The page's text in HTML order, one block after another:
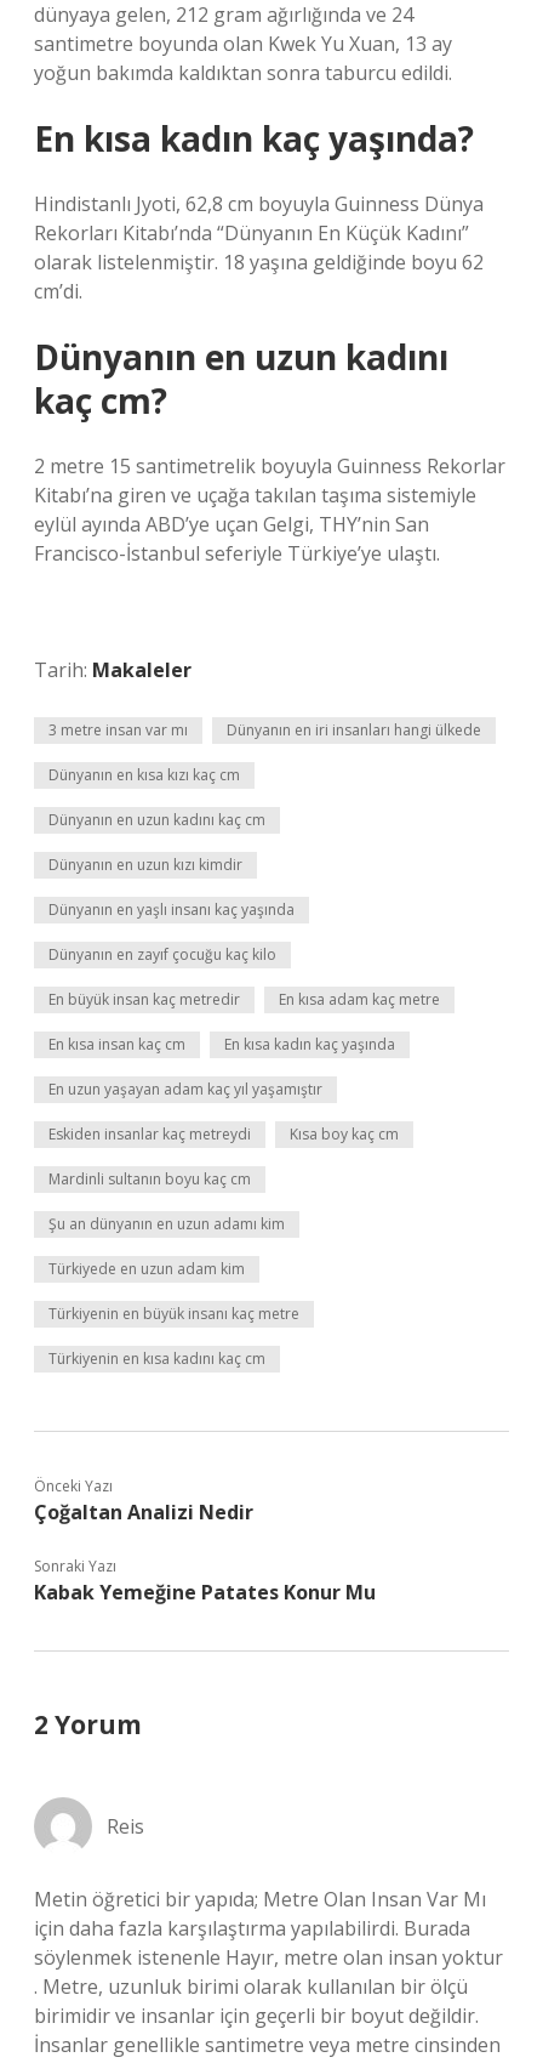
dünyaya gelen, 212 gram ağırlığında ve 24
santimetre boyunda olan Kwek Yu Xuan, 13 ay
yoğun bakımda kaldıktan sonra taburcu edildi.
En kısa kadın kaç yaşında?
Hindistanlı Jyoti, 62,8 cm boyuyla Guinness Dünya
Rekorları Kitabı’nda “Dünyanın En Küçük Kadını”
olarak listelenmiştir. 18 yaşına geldiğinde boyu 62
cm’di.
Dünyanın en uzun kadını
kaç cm?
2 metre 15 santimetrelik boyuyla Guinness Rekorlar
Kitabı’na giren ve uçağa takılan taşıma sistemiyle
eylül ayında ABD’ye uçan Gelgi, THY’nin San
Francisco-İstanbul seferiyle Türkiye’ye ulaştı.
Tarih: Makaleler
3 metre insan var mı Dünyanın en iri insanları hangi ülkede
Dünyanın en kısa kızı kaç cm
Dünyanın en uzun kadını kaç cm
Dünyanın en uzun kızı kimdir
Dünyanın en yaşlı insanı kaç yaşında
Dünyanın en zayıf çocuğu kaç kilo
En büyük insan kaç metredir En kısa adam kaç metre
En kısa insan kaç cm En kısa kadın kaç yaşında
En uzun yaşayan adam kaç yıl yaşamıştır
Eskiden insanlar kaç metreydi Kısa boy kaç cm
Mardinli sultanın boyu kaç cm
Şu an dünyanın en uzun adamı kim
Türkiyede en uzun adam kim
Türkiyenin en büyük insanı kaç metre
Türkiyenin en kısa kadını kaç cm
Önceki Yazı
Çoğaltan Analizi Nedir
Sonraki Yazı
Kabak Yemeğine Patates Konur Mu
2 Yorum
Reis
Metin öğretici bir yapıda; Metre Olan Insan Var Mı
için daha fazla karşılaştırma yapılabilirdi. Burada
söylenmek istenenle Hayır, metre olan insan yoktur
. Metre, uzunluk birimi olarak kullanılan bir ölçü
birimidir ve insanlar için geçerli bir boyut değildir.
İnsanlar genellikle santimetre veya metre cinsinden